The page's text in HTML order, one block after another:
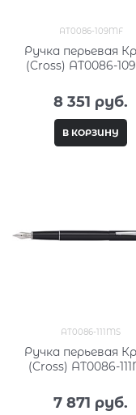
AT0086-109MF
Ручка перьевая
(Cross) AT0086-
8 351 руб.
В КОРЗИНУ
AT0086-111MS
Ручка перьевая
(Cross) AT0086-
7 871 руб.